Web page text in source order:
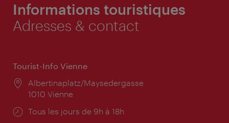
Informations touristiques
Adresses & contact
Tourist-Info Vienne
Lieu:
Albertinaplatz/Maysedergasse
1010 Vienne
Horaires
Tous les jours de 9h à 18h